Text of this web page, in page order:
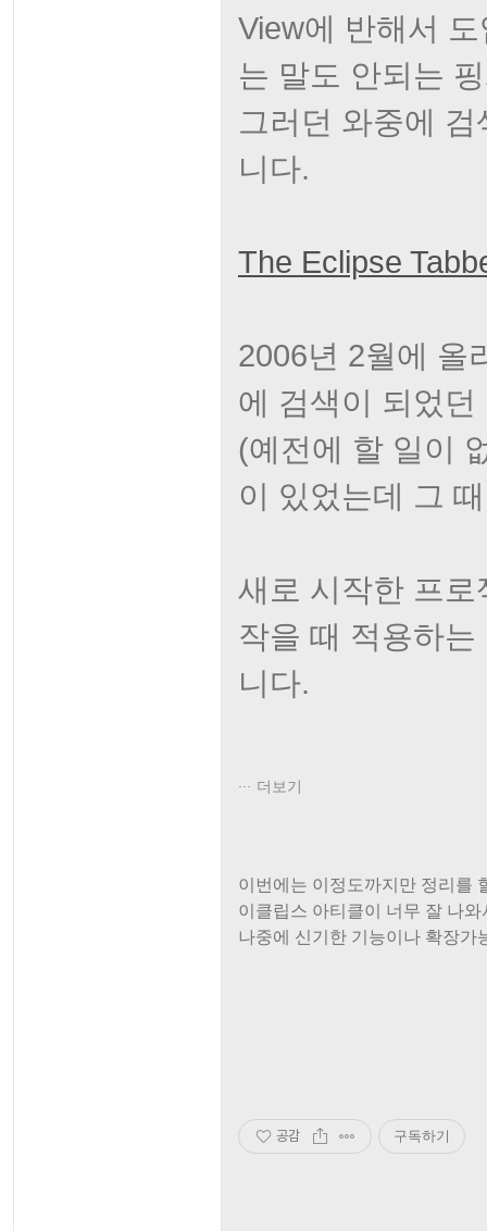
View에 반해서
는 말도 안되는
그러던 와중에
니다.
The Eclipse
2006년 2월에 올
에 검색이 되었
(예전에 할 일이
이 있었는데 그
새로 시작한 프
작을 때 적용하
니다.
더보기
이번에는 이정도까지만 정리를
이클립스 아티클이 너무 잘 나
나중에 신기한 기능이나 확장가
공감 구독하기